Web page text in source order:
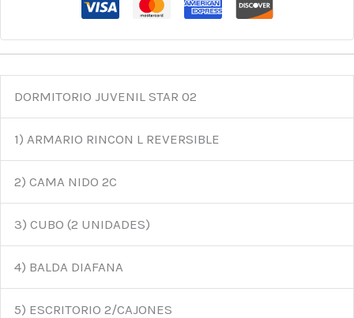
DORMITORIO JUVENIL STAR 02
1) ARMARIO RINCON L REVERSIBLE
2) CAMA NIDO 2C
3) CUBO (2 UNIDADES)
4) BALDA DIAFANA
5) ESCRITORIO 2/CAJONES